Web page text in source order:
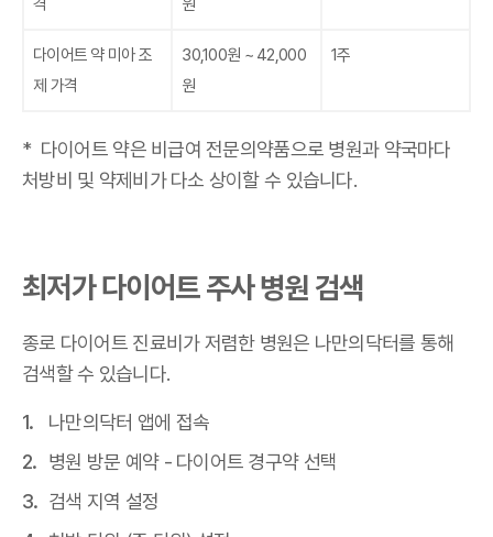
격
원
다이어트 약 미아 조
제 가격
30,100원 ~ 42,000
원
1주
* 다이어트 약은 비급여 전문의약품으로 병원과 약국마다
처방비 및 약제비가 다소 상이할 수 있습니다.
최저가 다이어트 주사 병원 검색
종로 다이어트 진료비가 저렴한 병원은 나만의닥터를 통해
검색할 수 있습니다.
나만의닥터 앱에 접속
병원 방문 예약 - 다이어트 경구약 선택
검색 지역 설정